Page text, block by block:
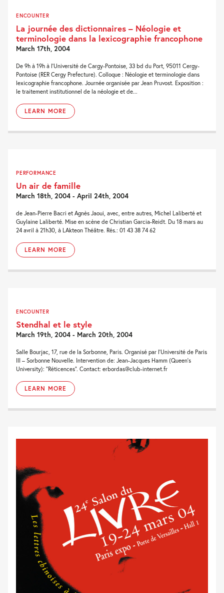
ENCOUNTER
La journée des dictionnaires – Néologie et
terminologie dans la lexicographie francophone
March 17th, 2004
De 9h à 19h à l'Université de Cargy-Pontoise, 33 bd du Port, 95011 Cergy-
Pontoise (RER Cergy Prefecture). Colloque : Néologie et terminologie dans
lexicographie francophone. Journée organisée par Jean Pruvost. Exposition :
le traitement institutionnel de la néologie et de...
LEARN MORE
PERFORMANCE
Un air de famille
March 18th, 2004 - April 24th, 2004
de Jean-Pierre Bacri et Agnès Jaoui, avec, entre autres, Michel Laliberté et
Guylaine Laliberté. Mise en scène de Christian Garcia-Reidt. Du 18 mars au
24 avril à 21h30, à LAkteon Théâtre. Rés.: 01 43 38 74 62
LEARN MORE
ENCOUNTER
Stendhal et le style
March 19th, 2004 - March 20th, 2004
Salle Bourjac, 17, rue de la Sorbonne, Paris. Organisé par l’Université de Paris
III – Sorbonne Nouvelle. Intervention de: Jean-Jacques Hamm (Queen’s
University): “Réticences”. Contact: erbordas@club-internet.fr
LEARN MORE